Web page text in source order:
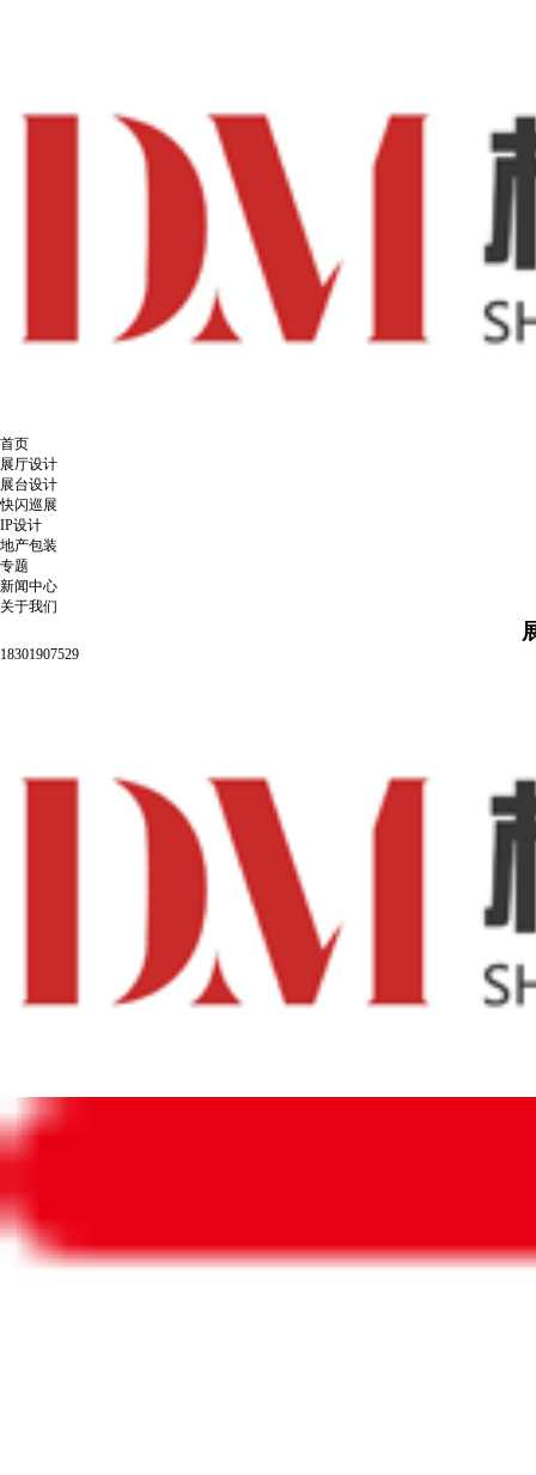
首页
展厅设计
展台设计
快闪巡展
IP设计
地产包装
专题
新闻中心
关于我们
18301907529